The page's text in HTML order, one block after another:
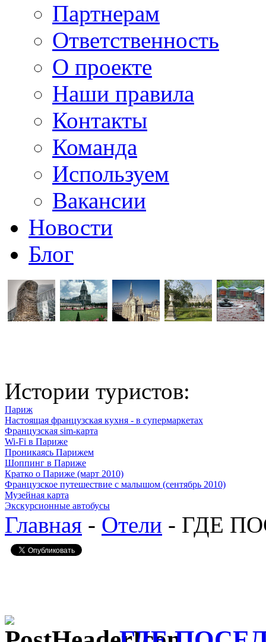
Партнерам
Ответственность
О проекте
Наши правила
Контакты
Команда
Используем
Вакансии
Новости
Блог
Истории туристов:
Париж
Настоящая французская кухня - в супермаркетах
Французская sim-карта
Wi-Fi в Париже
Проникаясь Парижем
Шоппинг в Париже
Кратко о Париже (март 2010)
Французское путешествие с малышом (сентябрь 2010)
Музейная карта
Экскурсионные автобусы
Главная - Отели - ГДЕ